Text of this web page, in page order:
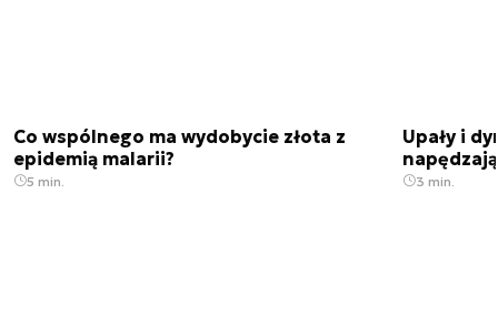
Co wspólnego ma wydobycie złota z
epidemią malarii?
5 min.
Upały i
3 min.